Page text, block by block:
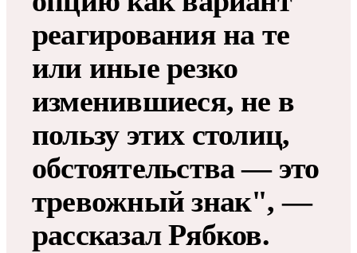
реагирования на те
или иные резко
изменившиеся, не в
пользу этих столиц,
обстоятельства — это
тревожный знак", —
рассказал Рябков.